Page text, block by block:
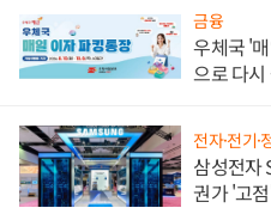
금융
우체국 '
으로 다
전자·전기·
삼성전자
권가 '고